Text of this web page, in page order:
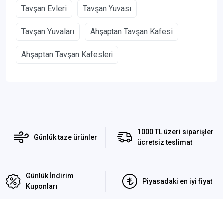
Tavşan Evleri Tavşan Yuvası
Tavşan Yuvaları Ahşaptan Tavşan Kafesi
Ahşaptan Tavşan Kafesleri
Günlük taze ürünler
1000 TL üzeri siparişler
ücretsiz teslimat
Günlük İndirim
Kuponları
Piyasadaki en iyi fiyat